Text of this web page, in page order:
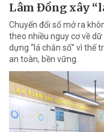
Lâm Đồng xây
Chuyển đổi số mở ra
theo nhiều nguy cơ về
dựng “lá chắn số” vì thế
an toàn, bền vững.